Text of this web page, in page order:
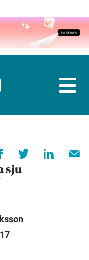
sju